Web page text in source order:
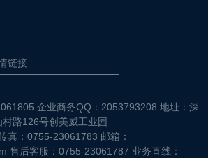
企业商务QQ：2053793208 地址：深
路126号创美威工业园
真：0755-23061783 邮箱：
售后客服：0755-23061787 业务直线：